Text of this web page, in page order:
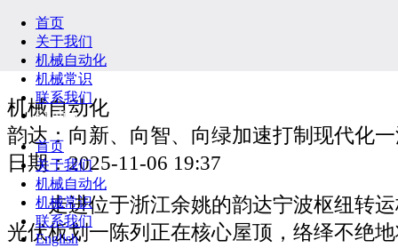
首页
关于我们
机械自动化
机械常识
联系我们
English
首页
关于我们
机械自动化
机械常识
联系我们
English
机械自动化
韵达：向新、向智、向绿加速打制现代化
日期：2025-11-06 19:37
走进位于浙江余姚的韵达宁波枢纽转运
光伏板划一陈列正在核心屋顶，络绎不绝